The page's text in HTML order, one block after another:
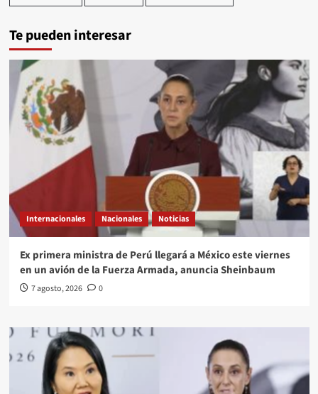
Te pueden interesar
Internacionales Nacionales Noticias
Ex primera ministra de Perú llegará a México este viernes
en un avión de la Fuerza Armada, anuncia Sheinbaum
7 agosto, 2026 0